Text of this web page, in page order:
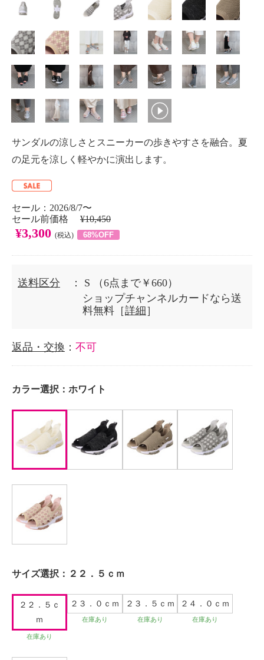
サンダルの涼しさとスニーカーの歩きやすさを融合。夏
の足元を涼しく軽やかに演出します。
セール：2026/8/7〜
セール前価格 ¥10,450
¥3,300 (税込) 68%OFF
送料区分 ： S
（6点まで￥660）
ショップチャンネルカードなら送
料無料［詳細 ］
返品・交換 ： 不可
カラー選択： ホワイト
サイズ選択： ２２．５ｃｍ
２２．５ｃ
ｍ
在庫あり
２３．０ｃｍ
在庫あり
２３．５ｃｍ
在庫あり
２４．０ｃｍ
在庫あり